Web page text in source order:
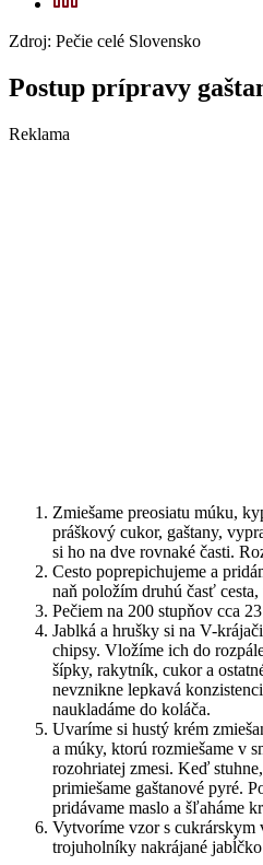
Zdroj: Pečie celé Slovensko
Postup prípravy
Reklama
Zmiešame preosiatu múku,
práškový cukor, gaštany,
si ho na dve rovnaké časti.
Cesto poprepichujeme a
naň položím druhú časť
Pečiem na 200 stupňov cca
Jablká a hrušky si na V-
chipsy. Vložíme ich do
šípky, rakytník, cukor a
nevznikne lepkavá
naukladáme do koláča.
Uvaríme si hustý krém
a múky, ktorú rozmiešame v
rozohriatej zmesi. Keď
primiešame gaštanové pyré.
pridávame maslo a šľaháme
Vytvoríme vzor s cukrárskym
trojuholníky nakrájané